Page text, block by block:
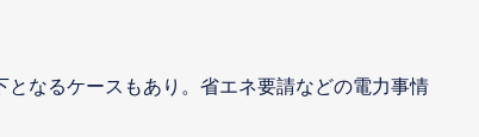
となるケースもあり。省エネ要請などの電力事情